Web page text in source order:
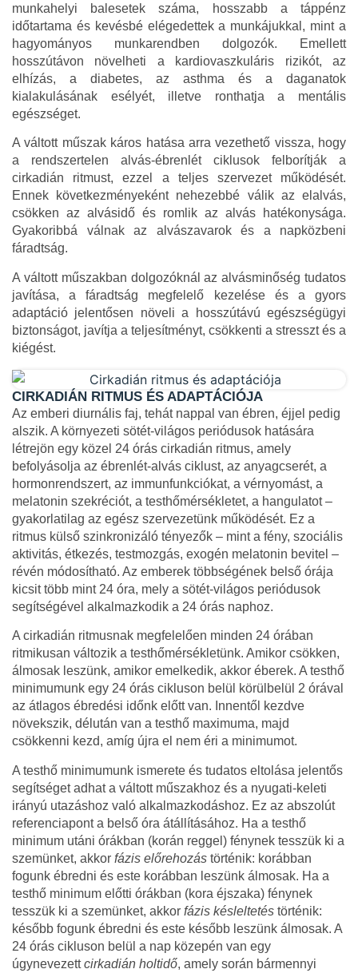
munkahelyi balesetek száma, hosszabb a táppénz
időtartama és kevésbé elégedettek a munkájukkal, mint a
hagyományos munkarendben dolgozók. Emellett
hosszútávon növelheti a kardiovaszkuláris rizikót, az
elhízás, a diabetes, az asthma és a daganatok
kialakulásának esélyét, illetve ronthatja a mentális
egészséget.
A váltott műszak káros hatása arra vezethető vissza, hogy
a rendszertelen alvás-ébrenlét ciklusok felborítják a
cirkadián ritmust, ezzel a teljes szervezet működését.
Ennek következményeként nehezebbé válik az elalvás,
csökken az alvásidő és romlik az alvás hatékonysága.
Gyakoribbá válnak az alvászavarok és a napközbeni
fáradtság.
A váltott műszakban dolgozóknál az alvásminőség tudatos
javítása, a fáradtság megfelelő kezelése és a gyors
adaptáció jelentősen növeli a hosszútávú egészségügyi
biztonságot, javítja a teljesítményt, csökkenti a stresszt és a
kiégést.
CIRKADIÁN RITMUS ÉS ADAPTÁCIÓJA
Az emberi diurnális faj, tehát nappal van ébren, éjjel pedig
alszik. A környezeti sötét-világos periódusok hatására
létrejön egy közel 24 órás cirkadián ritmus, amely
befolyásolja az ébrenlét-alvás ciklust, az anyagcserét, a
hormonrendszert, az immunfunkciókat, a vérnyomást, a
melatonin szekréciót, a testhőmérsékletet, a hangulatot –
gyakorlatilag az egész szervezetünk működését. Ez a
ritmus külső szinkronizáló tényezők – mint a fény, szociális
aktivitás, étkezés, testmozgás, exogén melatonin bevitel –
révén módosítható. Az emberek többségének belső órája
kicsit több mint 24 óra, mely a sötét-világos periódusok
segítségével alkalmazkodik a 24 órás naphoz.
A cirkadián ritmusnak megfelelően minden 24 órában
ritmikusan változik a testhőmérsékletünk. Amikor csökken,
álmosak leszünk, amikor emelkedik, akkor éberek. A testhő
minimumunk egy 24 órás cikluson belül körülbelül 2 órával
az átlagos ébredési időnk előtt van. Innentől kezdve
növekszik, délután van a testhő maximuma, majd
csökkenni kezd, amíg újra el nem éri a minimumot.
A testhő minimumunk ismerete és tudatos eltolása jelentős
segítséget adhat a váltott műszakhoz és a nyugati-keleti
irányú utazáshoz való alkalmazkodáshoz. Ez az abszolút
referenciapont a belső óra átállításához. Ha a testhő
minimum utáni órákban (korán reggel) fénynek tesszük ki a
szemünket, akkor fázis előrehozás történik: korábban
fogunk ébredni és este korábban leszünk álmosak. Ha a
testhő minimum előtti órákban (kora éjszaka) fénynek
tesszük ki a szemünket, akkor fázis késleltetés történik:
később fogunk ébredni és este később leszünk álmosak. A
24 órás cikluson belül a nap közepén van egy
úgynevezettcirkadián holtidő, amely során bármennyi